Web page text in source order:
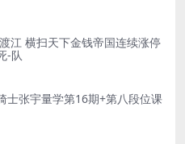
江 横扫天下金钱帝国连续涨停
-队
士张宇量学第16期+第八段位课